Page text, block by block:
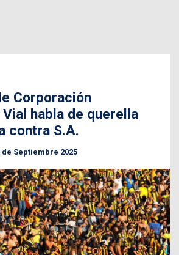
Corporación
Vial habla de querella
contra S.A.
de Septiembre 2025